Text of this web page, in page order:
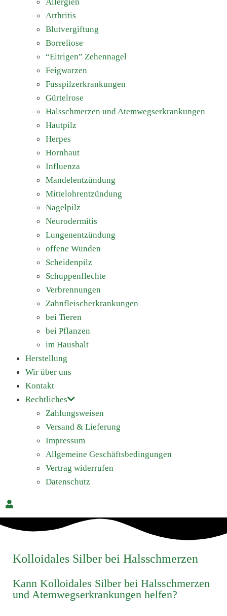
Arthritis
Blutvergiftung
Borreliose
“Eitrigen” Zehennagel
Feigwarzen
Fusspilzerkrankungen
Gürtelrose
Halsschmerzen und Atemwegserkrankungen
Hautpilz
Herpes
Hornhaut
Influenza
Mandelentzündung
Mittelohrentzündung
Nagelpilz
Neurodermitis
Lungenentzündung
offene Wunden
Scheidenpilz
Schuppenflechte
Verbrennungen
Zahnfleischerkrankungen
bei Tieren
bei Pflanzen
im Haushalt
Herstellung
Wir über uns
Kontakt
Rechtliches
Zahlungsweisen
Versand & Lieferung
Impressum
Allgemeine Geschäftsbedingungen
Vertrag widerrufen
Datenschutz
Kolloidales Silber bei Halsschmerzen
Kann Kolloidales Silber bei Halsschmerzen
und Atemwegserkrankungen helfen?